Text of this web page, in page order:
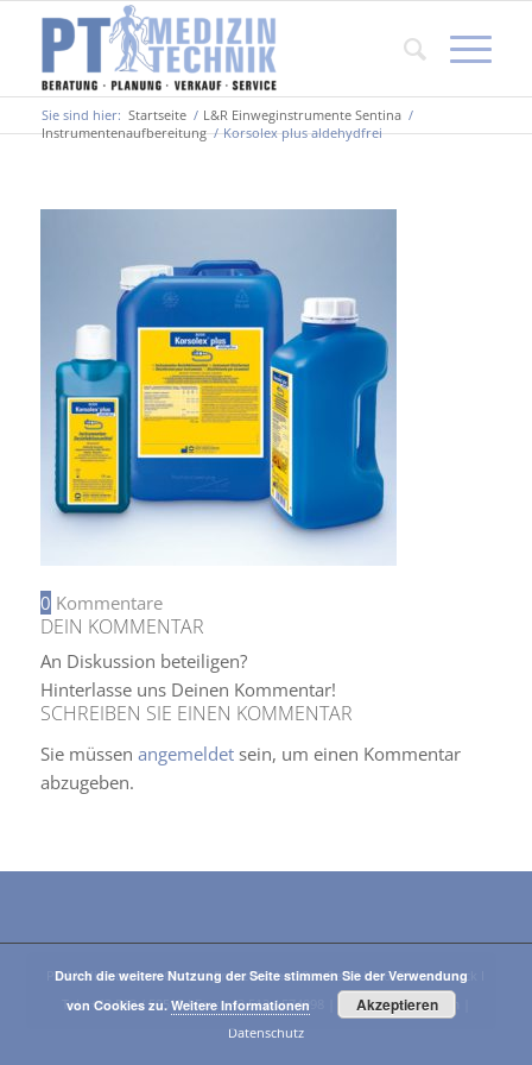
Sie sind hier: Startseite / L&R Einweginstrumente Sentina /
Instrumentenaufbereitung / Korsolex plus aldehydfrei
0 Kommentare
DEIN KOMMENTAR
An Diskussion beteiligen?
Hinterlasse uns Deinen Kommentar!
SCHREIBEN SIE EINEN KOMMENTAR
Sie müssen angemeldetsein, um einen Kommentar
abzugeben.
PT-Medizintechnik GmbH I Franz-Fischer-Straße 19 I A-6020 Innsbruck I
Tel.: +43 512 / 59515 I Fax: +43 512 / 574098 |
E-Mail|Impressum
Datenschutz
Durch die weitere Nutzung der Seite stimmen Sie der Verwendung
von Cookies zu.Weitere Informationen Akzeptieren